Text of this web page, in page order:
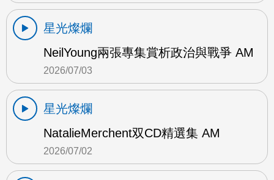
星光燦爛
NeilYoung兩張專集賞析政治與戰爭 AM
2026/07/03
星光燦爛
NatalieMerchent双CD精選集 AM
2026/07/02